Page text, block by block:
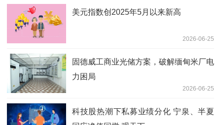
美元指数创2025年5月以来新高
2026-06-25
固德威工商业光储方案，破解缅甸米厂电
力困局
2026-06-25
科技股热潮下私募业绩分化 宁泉、半夏